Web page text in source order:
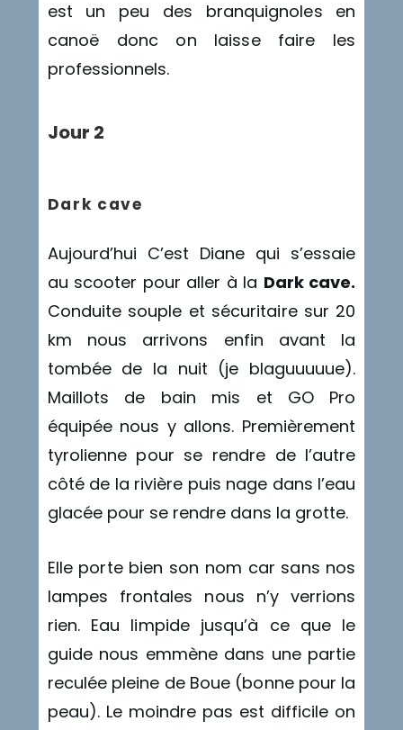
est un peu des branquignoles en
canoë donc on laisse faire les
professionnels.
Jour 2
Dark cave
Aujourd’hui C’est Diane qui s’essaie
au scooter pour aller à la Dark cave.
Conduite souple et sécuritaire sur 20
km nous arrivons enfin avant la
tombée de la nuit (je blaguuuuue).
Maillots de bain mis et GO Pro
équipée nous y allons. Premièrement
tyrolienne pour se rendre de l’autre
côté de la rivière puis nage dans l’eau
glacée pour se rendre dans la grotte.
Elle porte bien son nom car sans nos
lampes frontales nous n’y verrions
rien. Eau limpide jusqu’à ce que le
guide nous emmène dans une partie
reculée pleine de Boue (bonne pour la
peau). Le moindre pas est difficile on